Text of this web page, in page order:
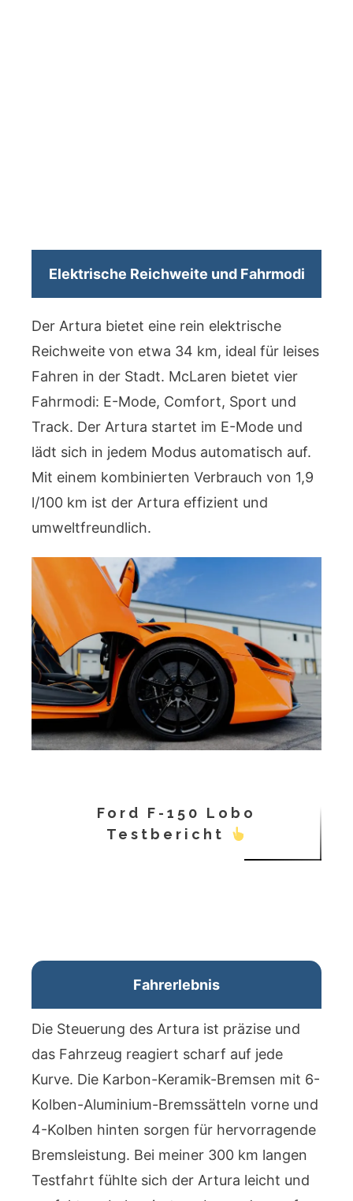
Elektrische Reichweite und Fahrmodi
Der Artura bietet eine rein elektrische
Reichweite von etwa 34 km, ideal für leises
Fahren in der Stadt. McLaren bietet vier
Fahrmodi: E-Mode, Comfort, Sport und
Track. Der Artura startet im E-Mode und
lädt sich in jedem Modus automatisch auf.
Mit einem kombinierten Verbrauch von 1,9
l/100 km ist der Artura effizient und
umweltfreundlich.
Ford F-150 Lobo
Testbericht
Fahrerlebnis
Die Steuerung des Artura ist präzise und
das Fahrzeug reagiert scharf auf jede
Kurve. Die Karbon-Keramik-Bremsen mit 6-
Kolben-Aluminium-Bremssätteln vorne und
4-Kolben hinten sorgen für hervorragende
Bremsleistung. Bei meiner 300 km langen
Testfahrt fühlte sich der Artura leicht und